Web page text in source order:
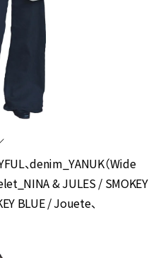
、denim_YANUK（Wide
& JULES / SMOKEY
BLUE / Jouete、